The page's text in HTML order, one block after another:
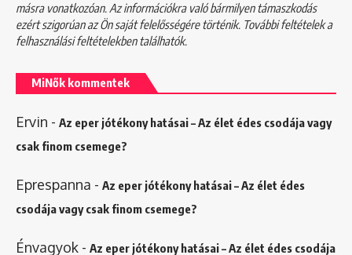
másra vonatkozóan. Az információkra való bármilyen támaszkodás
ezért szigorúan az Ön saját felelősségére történik. További feltételek a
felhasználási feltételekbentalálhatók.
MiNők kommentek
Ervin - Az eper jótékony hatásai – Az élet édes csodája vagy
csak finom csemege?
Eprespanna - Az eper jótékony hatásai – Az élet édes
csodája vagy csak finom csemege?
Énvagyok - Az eper jótékony hatásai – Az élet édes csodája